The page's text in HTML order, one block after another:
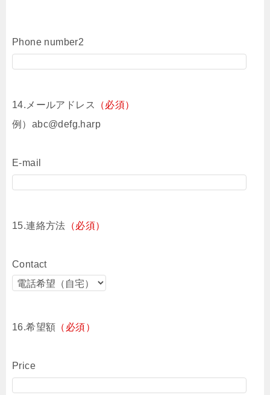
Phone number2
14.メールアドレス
（必須）
例）abc@defg.harp
E-mail
15.連絡方法 （必須）
Contact
16.希望額 （必須）
Price